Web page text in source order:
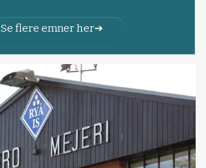
Se flere emner her